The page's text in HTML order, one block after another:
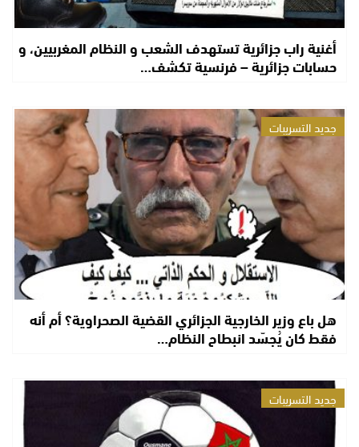
أغنية راب جزائرية تستهدف الشعب و النظام المغربيين، و
حسابات جزائرية – فرنسية تكشف…
جديد التسريبات
هل باع وزير الخارجية الجزائري القضية الصحراوية؟ أم أنه
فقط كان يُجسّد انبطاح النظام…
جديد التسريبات